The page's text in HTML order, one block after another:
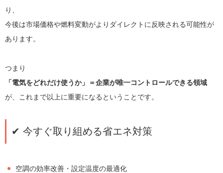
り、
今後は市場価格や燃料変動がよりダイレクトに反映される可能性が
あります。
つまり
「電気をどれだけ使うか」＝企業が唯一コントロールできる領域
が、これまで以上に重要になるということです。
✔ 今すぐ取り組める省エネ対策
空調の効率改善・設定温度の最適化